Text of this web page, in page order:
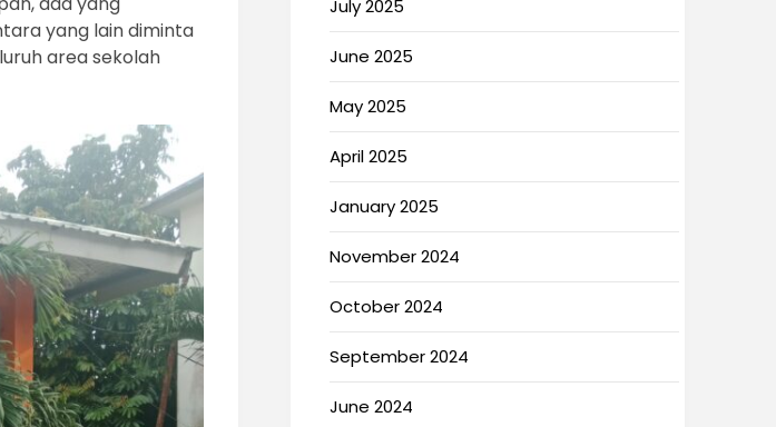
yang lain diminta
area sekolah
July 2025
June 2025
May 2025
April 2025
January 2025
November 2024
October 2024
September 2024
June 2024